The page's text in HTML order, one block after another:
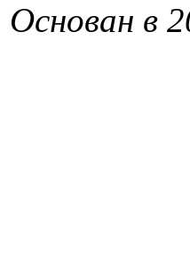
Основан в